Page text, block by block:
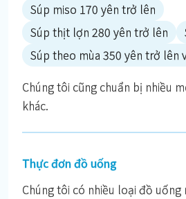
Súp miso 170 yên trở lên
Súp thịt lợn 280 yên trở lên
Súp theo mùa 350 yên trở lên
Chúng tôi cũng chuẩn bị nhiều
khác.
Thực đơn đồ uống
Chúng tôi có nhiều loại đồ uống